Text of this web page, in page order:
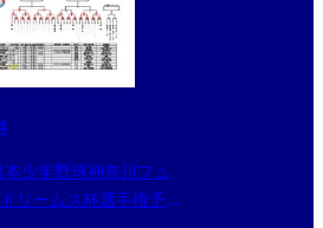
少年野球神奈川フュ
リームス杯選手権予選